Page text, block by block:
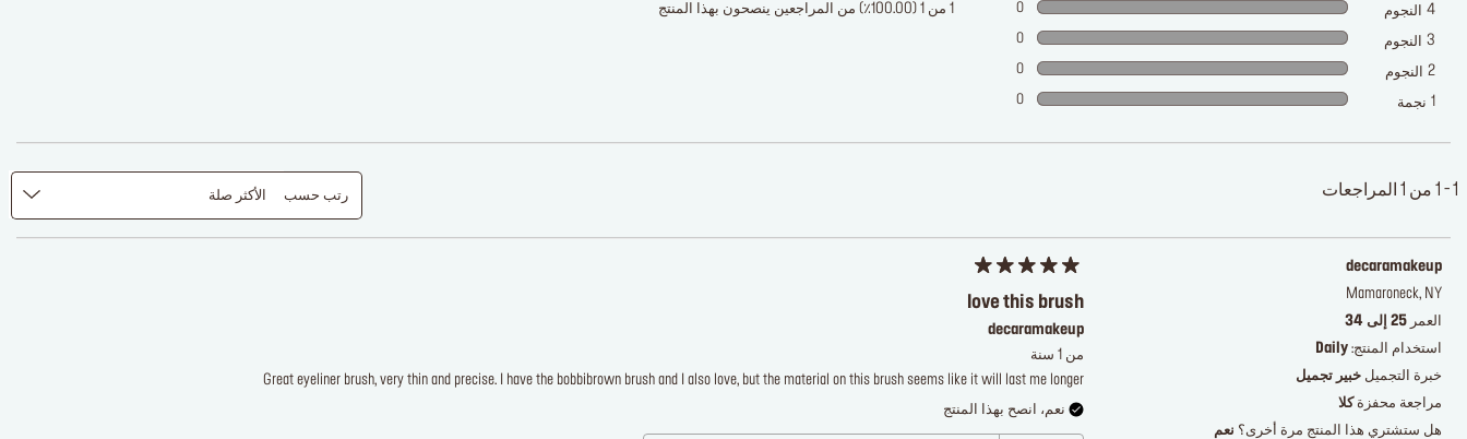
4 النجوم 0
3 النجوم 0
2 النجوم 0
1 نجمة 0
1 من 1 (100.00٪) من المراجعين ينصحون بهذا المنتج
1 - 1 من 1 المراجعات رتب حسب الأكثر صلة
decaramakeup
Mamaroneck, NY
العمر 25 إلى 34
استخدام المنتج: Daily
خبرة التجميل خبير تجميل
مراجعة محفزةكلا
هل ستشتري هذا المنتج مرة أخرى؟ نعم
love this brush
decaramakeup
من 1 سنة
Great eyeliner brush, very thin and precise. I have the bobbibrown brush and I also love, but the material on this brush seems like it will last me longer
نعم، انصح بهذا المنتج